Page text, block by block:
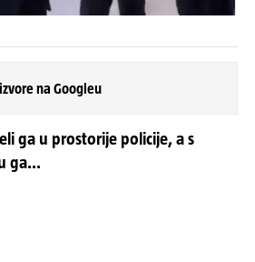
na Googleu
ga u prostorije policije, a s
ga...